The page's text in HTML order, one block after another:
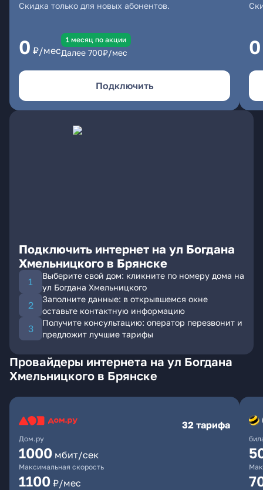
Скидка только для новых абонентов.
0 ₽/мес
1 месяц по акции
Далее 700₽/мес
Подключить
0
Подключить интернет на ул Богдана
Хмельницкого в Брянске
Выберите свой дом: кликните по номеру дома на
ул Богдана Хмельницкого
Заполните данные: в открывшемся окне
оставьте контактную информацию
Получите консультацию: оператор перезвонит и
предложит лучшие тарифы
Провайдеры интернета на ул Богдана
Хмельницкого в Брянске
Дом.ру
32 тарифа
1000 мбит/сек
Максимальная скорость
1100 ₽/мес